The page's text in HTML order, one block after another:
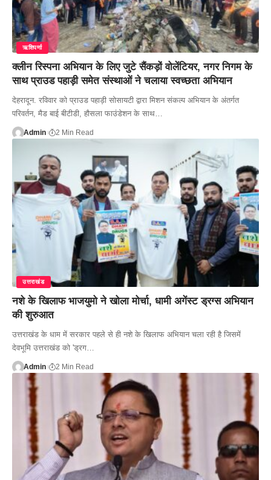
ऋशिपर्णा
क्लीन रिस्पना अभियान के लिए जुटे सैंकड़ों वोलेंटियर, नगर निगम के
साथ प्राउड पहाड़ी समेत संस्थाओं ने चलाया स्वच्छता अभियान
देहरादून. रविवार को प्राउड पहाड़ी सोसायटी द्वारा मिशन संकल्प अभियान के अंतर्गत
परिवर्तन, मैड बाई बीटीडी, हौसला फाउंडेशन के साथ…
Admin 2 Min Read
उत्तराखंड
नशे के खिलाफ भाजयुमो ने खोला मोर्चा, धामी अगेंस्ट ड्रग्स अभियान
की शुरुआत
उत्तराखंड के धाम में सरकार पहले से ही नशे के खिलाफ अभियान चला रही है जिसमें
देवभूमि उत्तराखंड को 'ड्रग…
Admin 2 Min Read